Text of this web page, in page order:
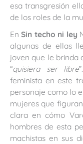
esa transgresión
de los roles de la
EnSin techo ni ley
algunas de ellas
joven que le brinda
“quisiera ser libre
feminista en este
personaje como lo
mujeres que
clara en cómo
hombres de esta
machistas en sus